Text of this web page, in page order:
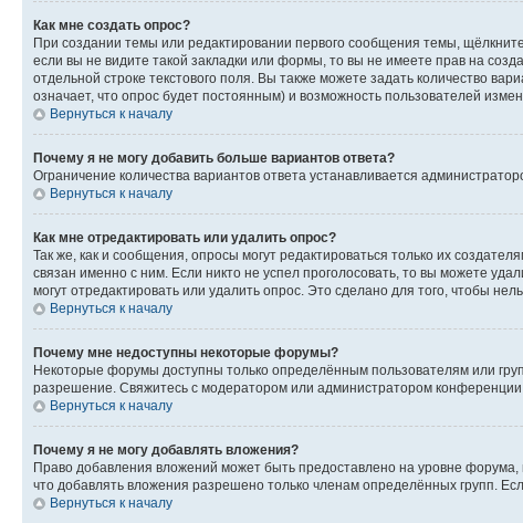
Как мне создать опрос?
При создании темы или редактировании первого сообщения темы,
если вы не видите такой закладки или формы, то вы не имеете прав на
отдельной строке текстового поля. Вы также можете задать количество
означает, что опрос будет постоянным) и возможность пользователей
Вернуться к началу
Почему я не могу добавить больше вариантов ответа?
Ограничение количества вариантов ответа устанавливается
Вернуться к началу
Как мне отредактировать или удалить опрос?
Так же, как и сообщения, опросы могут редактироваться только их
связан именно с ним. Если никто не успел проголосовать, то вы можете
могут отредактировать или удалить опрос. Это сделано для того, чтобы
Вернуться к началу
Почему мне недоступны некоторые форумы?
Некоторые форумы доступны только определённым пользователям или
разрешение. Свяжитесь с модератором или администратором конференции
Вернуться к началу
Почему я не могу добавлять вложения?
Право добавления вложений может быть предоставлено на уровне
что добавлять вложения разрешено только членам определённых групп.
Вернуться к началу